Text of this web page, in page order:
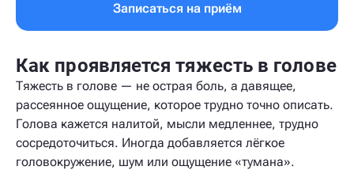
Записаться на приём
Как проявляется тяжесть в голове
Тяжесть в голове — не острая боль, а давящее,
рассеянное ощущение, которое трудно точно описать.
Голова кажется налитой, мысли медленнее, трудно
сосредоточиться. Иногда добавляется лёгкое
головокружение, шум или ощущение «тумана».